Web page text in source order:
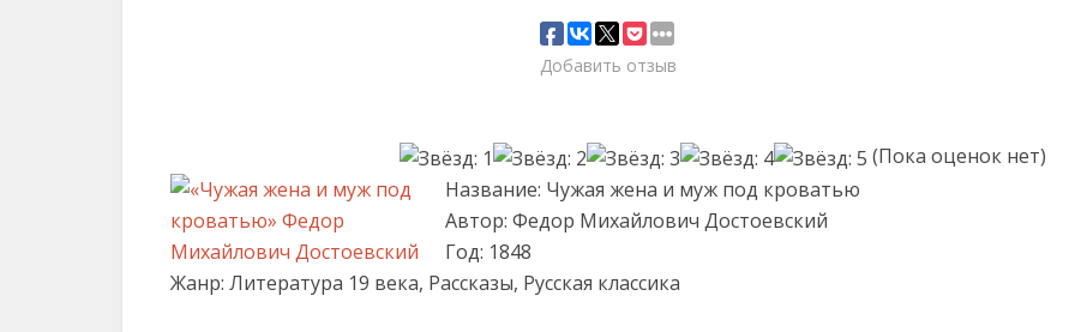
Добавить отзыв
(Пока оценок нет)
Название: Чужая жена и муж под кроватью
Автор: Федор Михайлович Достоевский
Год: 1848
Жанр: Литература 19 века, Рассказы, Русская классика